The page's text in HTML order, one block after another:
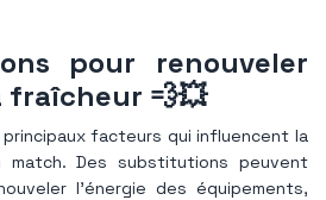
pour renouveler
💨💥
facteurs qui influencent la
match. Des substitutions peuvent
l'énergie des équipements,